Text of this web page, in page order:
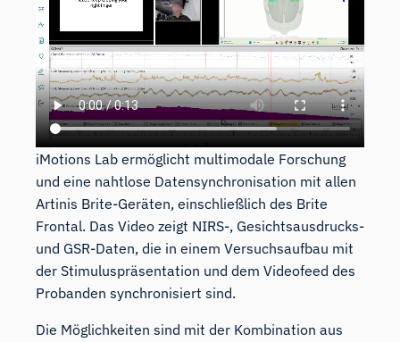
iMotions Lab ermöglicht multimodale Forschung
und eine nahtlose Datensynchronisation mit allen
Artinis Brite-Geräten, einschließlich des Brite
Frontal. Das Video zeigt NIRS-, Gesichtsausdrucks-
und GSR-Daten, die in einem Versuchsaufbau mit
der Stimuluspräsentation und dem Videofeed des
Probanden synchronisiert sind.
Die Möglichkeiten sind mit der Kombination aus